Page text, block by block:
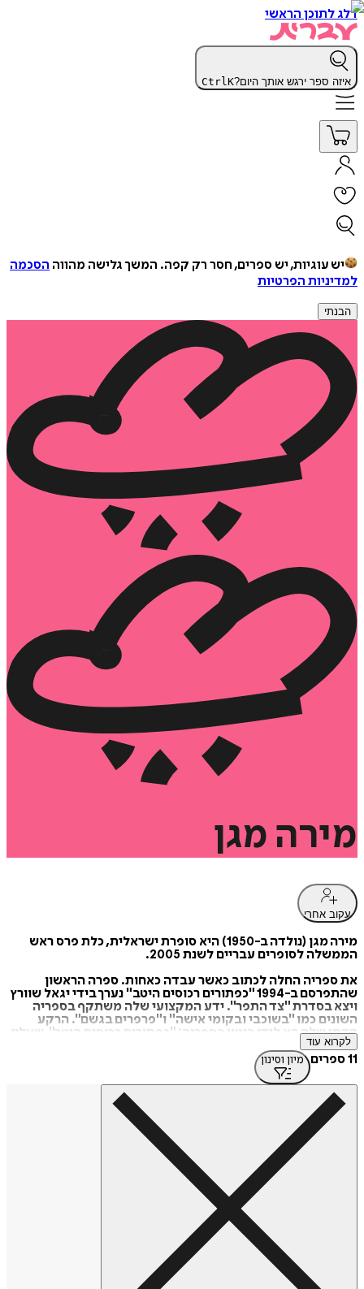
דלג לתוכן הראשי
איזה ספר ירגש אותך היום? CtrlK
יש עוגיות, יש ספרים, חסר רק קפה. המשך גלישה מהווה הסכמה
למדיניות הפרטיות
הבנתי
מירה מגן
עקוב אחרי
מירה מגן (נולדה ב-1950) היא סופרת ישראלית, כלת פרס ראש
הממשלה לסופרים עבריים לשנת 2005.
את ספריה החלה לכתוב כאשר עבדה כאחות. ספרה הראשון
שהתפרסם ב-1994 "כפתורים רכוסים היטב" נערך בידי יגאל שוורץ
ויצא בסדרת "צד התפר". ידע המקצועי שלה משתקף בספריה
השונים כמו "בשוכבי ובקומי אישה" ו"פרפרים בגשם". הרקע
הדתי שלה בא לידי ביטוי בספריה: "כפתורים רכוסים היטב", שעליו
השני שלה "בשוכבי ובקומי אישה" יצא בשנת 2000.
ספריה תורגמו לשפות: גרמנית, צרפתית ואיטלקית. היא זכתה
בכמה פרסים, בהם פרס קרן אולשוונג (1995) ופרס לסופרים
עבריים ע״ש ראש הממשלה לוי אשכול (2005).
מספריה:
כפתורים רכוסים היטב
, הוצאת כתר, 1994
אל תכה בקיר, הוצאת הקיבוץ המאוחד, 1997
בשוכבי ובקומי, אישה
, הוצאת כתר, 2000
מלאכיה נרדמו כולם
, הוצאת כתר, 2003
, הוצאת כתר, 2005
הוצאת כתר, 2008
, הוצאת כנרת, זמורה-ביתן, 2010
עיניים כחולות מדי , הוצאת כנרת, זמורה-ביתן, 2012
אחותו של הנגר
, הוצאת כנרת, זמורה-ביתן, 2015
הוצאת כנרת, זמורה-ביתן, דביר, 2018
אהבה יד ראשונה,
הוצאת כנרת, זמורה-ביתן, דביר, 2022
לקרוא עוד
11 ספרים מיון וסינון